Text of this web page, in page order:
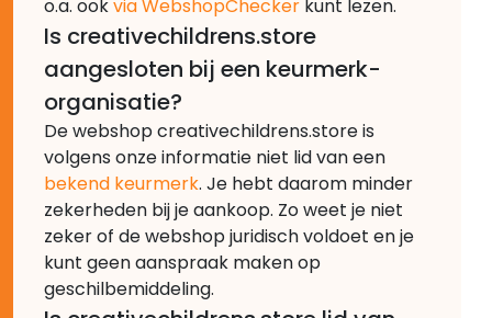
o.a. ookvia WebshopChecker kunt lezen.
Is creativechildrens.store
aangesloten bij een keurmerk-
organisatie?
De webshop creativechildrens.store is
volgens onze informatie niet lid van een
bekend keurmerk. Je hebt daarom minder
zekerheden bij je aankoop. Zo weet je niet
zeker of de webshop juridisch voldoet en je
kunt geen aanspraak maken op
geschilbemiddeling.